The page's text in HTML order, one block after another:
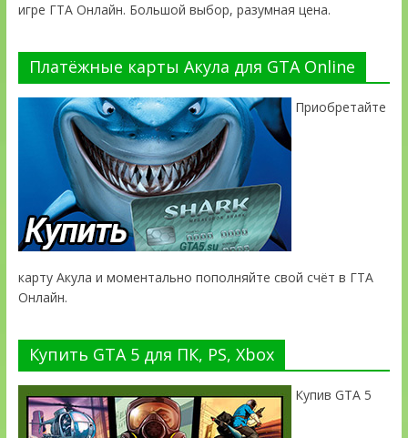
игре ГТА Онлайн. Большой выбор, разумная цена.
Платёжные карты Акула для GTA Online
Приобретайте
карту Акула и моментально пополняйте свой счёт в ГТА
Онлайн.
Купить GTA 5 для ПК, PS, Xbox
Купив GTA 5